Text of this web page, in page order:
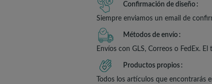
Confirmación de diseño
Siempre enviamos un email de
Métodos de envío
Envíos con GLS, Correos o FedEx.
Productos propios
Todos los artículos que encontrarás